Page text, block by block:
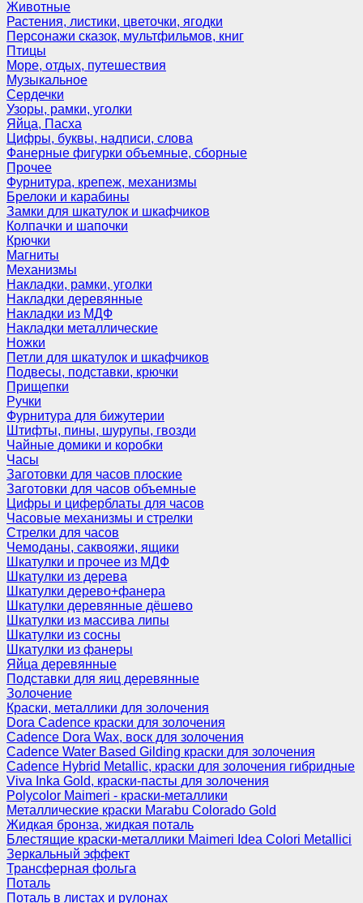
Животные
Растения, листики, цветочки, ягодки
Персонажи сказок, мультфильмов, книг
Птицы
Море, отдых, путешествия
Музыкальное
Сердечки
Узоры, рамки, уголки
Яйца, Пасха
Цифры, буквы, надписи, слова
Фанерные фигурки объемные, сборные
Прочее
Фурнитура, крепеж, механизмы
Брелоки и карабины
Замки для шкатулок и шкафчиков
Колпачки и шапочки
Крючки
Магниты
Механизмы
Накладки, рамки, уголки
Накладки деревянные
Накладки из МДФ
Накладки металлические
Ножки
Петли для шкатулок и шкафчиков
Подвесы, подставки, крючки
Прищепки
Ручки
Фурнитура для бижутерии
Штифты, пины, шурупы, гвозди
Чайные домики и коробки
Часы
Заготовки для часов плоские
Заготовки для часов объемные
Цифры и циферблаты для часов
Часовые механизмы и стрелки
Стрелки для часов
Чемоданы, саквояжи, ящики
Шкатулки и прочее из МДФ
Шкатулки из дерева
Шкатулки дерево+фанера
Шкатулки деревянные дёшево
Шкатулки из массива липы
Шкатулки из сосны
Шкатулки из фанеры
Яйца деревянные
Подставки для яиц деревянные
Золочение
Краски, металлики для золочения
Dora Cadence краски для золочения
Cadence Dora Wax, воск для золочения
Cadence Water Based Gilding краски для золочения
Cadence Hybrid Metallic, краски для золочения гибридные
Viva Inka Gold, краски-пасты для золочения
Polycolor Maimeri - краски-металлики
Металлические краски Marabu Colorado Gold
Жидкая бронза, жидкая поталь
Блестящие краски-металлики Maimeri Idea Colori Metallici
Зеркальный эффект
Трансферная фольга
Поталь
Поталь в листах и рулонах